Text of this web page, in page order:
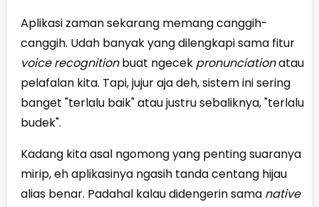
Aplikasi zaman sekarang memang canggih-
canggih. Udah banyak yang dilengkapi sama fitur
voice recognitionbuat ngecek pronunciationatau
pelafalan kita. Tapi, jujur aja deh, sistem ini sering
banget "terlalu baik" atau justru sebaliknya, "terlalu
budek".
Kadang kita asal ngomong yang penting suaranya
mirip, eh aplikasinya ngasih tanda centang hijau
alias benar. Padahal kalau didengerin sama native